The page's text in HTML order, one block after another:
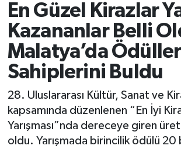
En Güzel Kirazlar
Kazananlar Belli
Malatya’da Ödüller
Sahiplerini Buldu
28. Uluslararası Kültür, Sanat ve
kapsamında düzenlenen “En İyi
Yarışması”nda dereceye giren
oldu. Yarışmada birincilik ödülü 20
Yaşam